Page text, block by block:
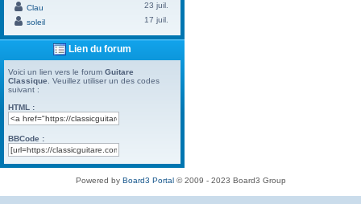
Clau
23 juil.
soleil
17 juil.
Lien du forum
Voici un lien vers le forum Guitare
Classique . Veuillez utiliser un des codes
suivant :
HTML :
BBCode :
Powered by Board3 Portal© 2009 - 2023 Board3 Group